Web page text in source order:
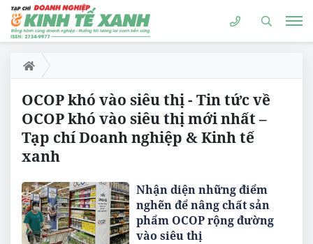
OCOP khó vào siêu thị - Tin tức về
OCOP khó vào siêu thị mới nhất –
Tạp chí Doanh nghiệp & Kinh tế
xanh
Nhận diện những điểm
nghẽn để nâng chất sản
phẩm OCOP rộng đường
vào siêu thị